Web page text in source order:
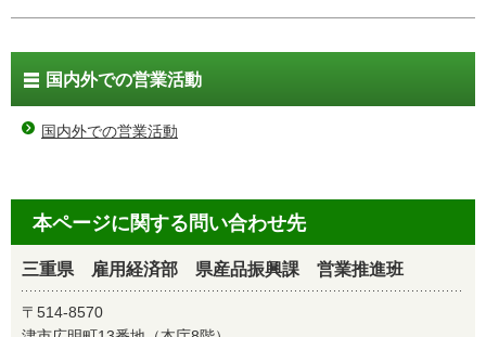
国内外での営業活動
国内外での営業活動
本ページに関する問い合わせ先
三重県 雇用経済部 県産品振興課 営業推進班
〒514-8570